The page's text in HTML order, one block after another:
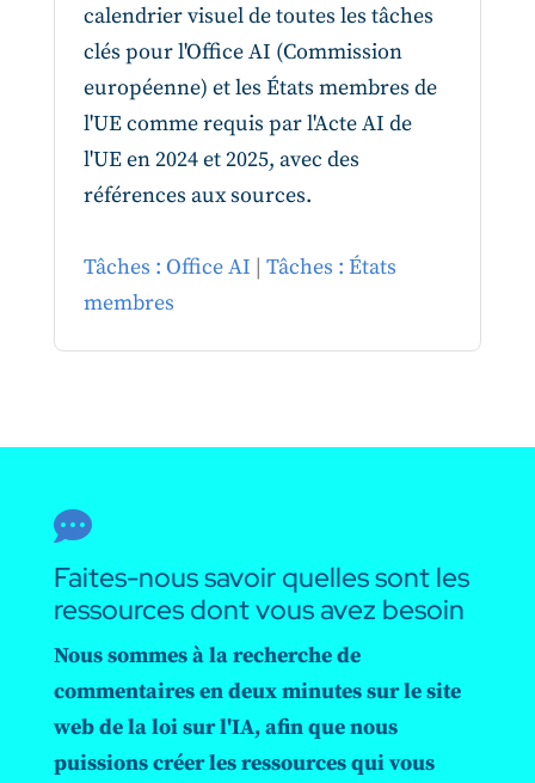
calendrier visuel de toutes les tâches
clés pour l'Office AI (Commission
européenne) et les États membres de
l'UE comme requis par l'Acte AI de
l'UE en 2024 et 2025, avec des
références aux sources.
Tâches : Office AI | Tâches : États
membres

Faites-nous savoir quelles sont les
ressources dont vous avez besoin
Nous sommes à la recherche de
commentaires en deux minutes sur le site
web de la loi sur l'IA, afin que nous
puissions créer les ressources qui vous